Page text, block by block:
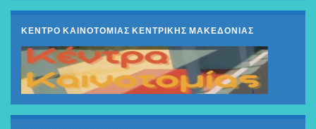
ΚΕΝΤΡΟ ΚΑΙΝΟΤΟΜΙΑΣ ΚΕΝΤΡΙΚΗΣ ΜΑΚΕΔΟΝΙΑΣ